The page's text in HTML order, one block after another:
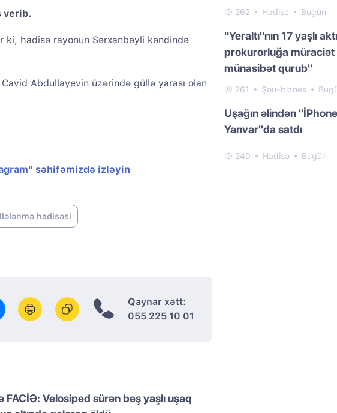
verib.
ki, hadisə rayonun Sərxanbəyli kəndində
Abdullayevin üzərində güllə yarası olan
səhifəmizdə izləyin
hadisəsi
Qaynar xətt:
055 225 10 01
FACİƏ: Velosiped sürən beş yaşlı uşaq
262 Hadisə Bugün
"Yeraltı"nın 17 yaşlı
prokurorluğa müraciət
münasibət qurub"
261 Şou-biznes
Uşağın əlindən
Yanvar"da satdı
240 Hadisə Bugün